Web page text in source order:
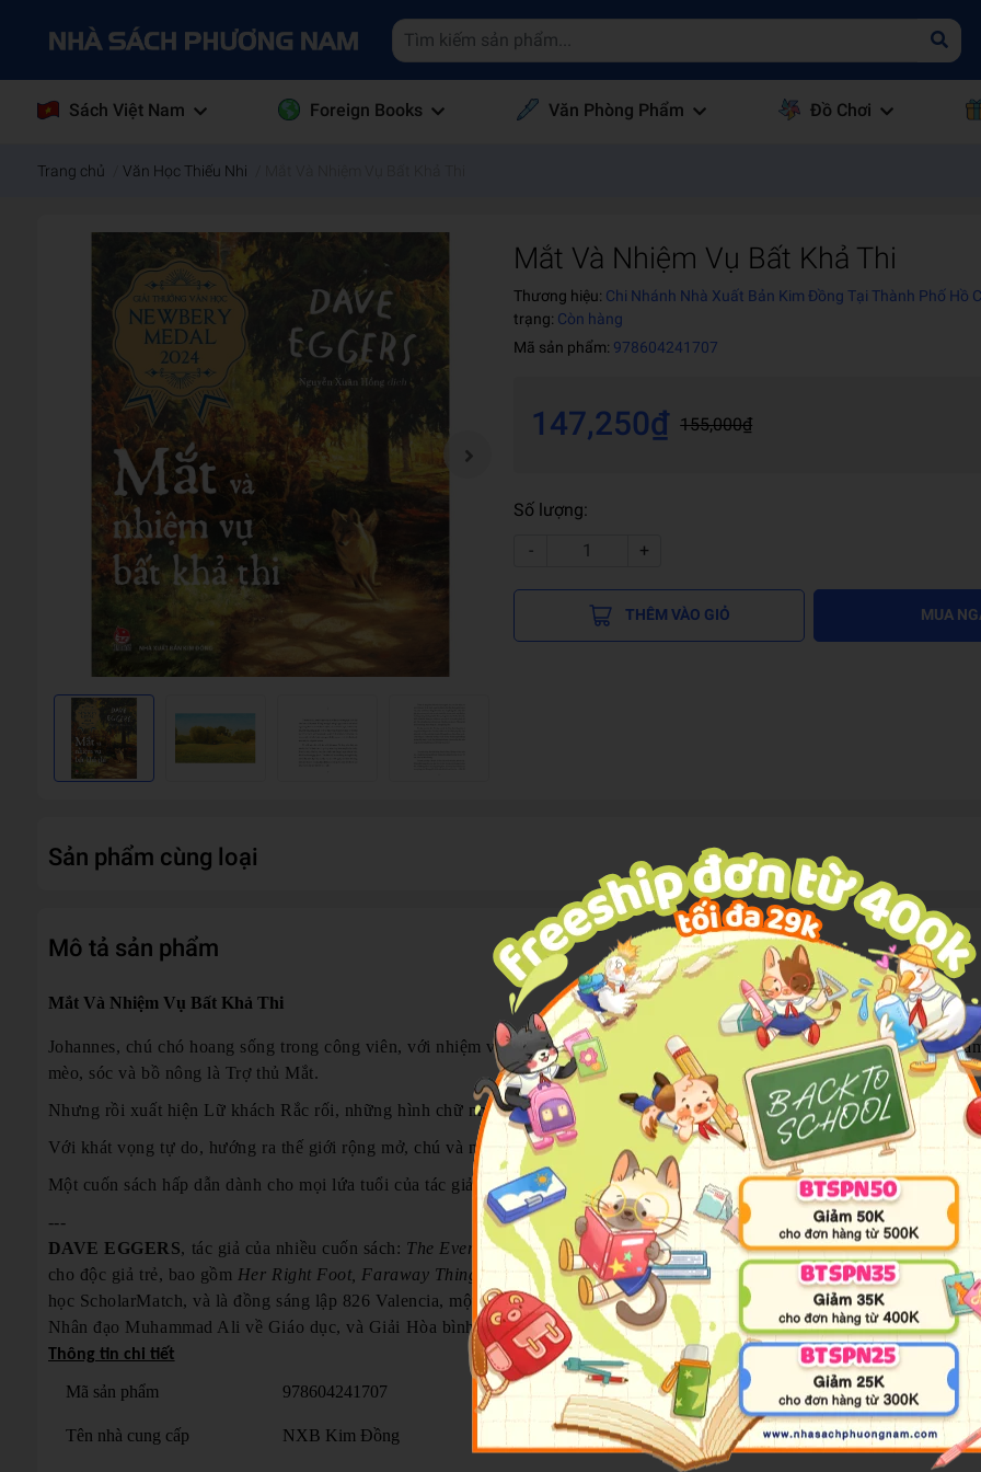
Sách Việt Nam Foreign Books Văn Phòng Phẩm Đồ Chơi
Trang chủ Văn Học Thiếu Nhi
Mắt Và Nhiệm Vụ Bất Khả Thi
Thương hiệu: Chi Nhánh Nhà Xuất Bản Kim Đồng Tại Thành Phố Hồ
trạng: Còn hàng
Mã sản phẩm: 978604241707
147,250₫ 155,000₫
Số lượng:
-
+
THÊM VÀO GIỎ MUA
Sản phẩm cùng loại
Mô tả sản phẩm
Mắt Và Nhiệm Vụ Bất Khả Thi
Johannes, chú chó hoang sống trong công viên, với nhiệm vụ là Mắt - quan sát mọi thứ và báo cáo với bậc tiền bối nhằm
mèo, sóc và bồ nông là Trợ thủ Mắt.
Nhưng rồi xuất hiện Lữ khách Rắc rối, những hình chữ nhật bí ẩn và thôi miên, những con dê với nhiều tiết lộ gây sốc… đã
Với khát vọng tự do, hướng ra thế giới rộng mở, chú và những người bạn có làm được những việc bất khả thi?
Một cuốn sách hấp dẫn dành cho mọi lứa tuổi của tác giả từng đoạt nhiều giải thưởng, với hình ảnh minh họa tuyệt đẹp.
---
DAVE EGGERS, tác giả của nhiều cuốn sách: The Every, The Circle, vàA Hologram for the King- cuốn sách lọt vào
cho độc giả trẻ, bao gồm Her Right Foot, Faraway Things, và The Lifters. Ông là người sáng lập công ty xuất bản độc lập
học ScholarMatch, và là đồng sáng lập 826 Valencia, một trung tâm viết văn trẻ truyền cảm hứng cho hàng chục trung
Nhân đạo Muhammad Ali về Giáo dục, và Giải Hòa bình Văn chương Dayton.
Thông tin chi tiết
Mã sản phẩm 978604241707
Tên nhà cung cấp NXB Kim Đồng